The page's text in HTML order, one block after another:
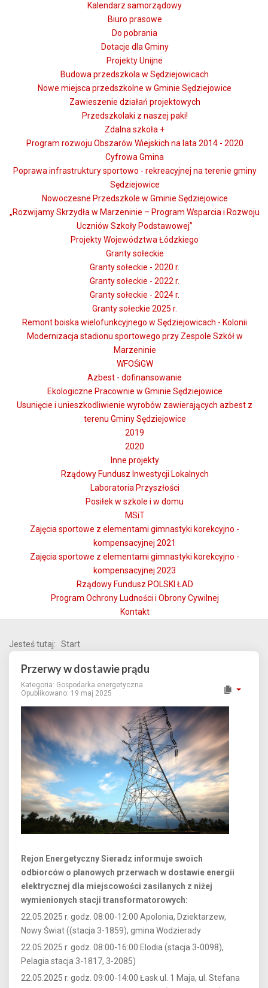
Kalendarz samorządowy
Biuro prasowe
Do pobrania
Dotacje dla Gminy
Projekty Unijne
Budowa przedszkola w Sędziejowicach
Nowe miejsca przedszkolne w Gminie Sędziejowice
Zawieszenie działań projektowych
Przedszkolaki z naszej paki!
Zdalna szkoła +
Program rozwoju Obszarów Wiejskich na lata 2014 - 2020
Cyfrowa Gmina
Poprawa infrastruktury sportowo - rekreacyjnej na terenie gminy
Sędziejowice
Nowoczesne Przedszkole w Gminie Sędziejowice
„Rozwijamy Skrzydła w Marzeninie – Program Wsparcia i Rozwoju
Uczniów Szkoły Podstawowej”
Projekty Województwa Łódzkiego
Granty sołeckie
Granty sołeckie - 2020 r.
Granty sołeckie - 2022 r.
Granty sołeckie - 2024 r.
Granty sołeckie 2025 r.
Remont boiska wielofunkcyjnego w Sędziejowicach - Kolonii
Modernizacja stadionu sportowego przy Zespole Szkół w
Marzeninie
WFOŚiGW
Azbest - dofinansowanie
Ekologiczne Pracownie w Gminie Sędziejowice
Usunięcie i unieszkodliwienie wyrobów zawierających azbest z
terenu Gminy Sędziejowice
2019
2020
Inne projekty
Rządowy Fundusz Inwestycji Lokalnych
Laboratoria Przyszłości
Posiłek w szkole i w domu
MSiT
Zajęcia sportowe z elementami gimnastyki korekcyjno -
kompensacyjnej 2021
Zajęcia sportowe z elementami gimnastyki korekcyjno -
kompensacyjnej 2023
Rządowy Fundusz POLSKI ŁAD
Program Ochrony Ludności i Obrony Cywilnej
Kontakt
Jesteś tutaj: Start
Przerwy w dostawie prądu
Kategoria: Gospodarka energetyczna
Opublikowano: 19 maj 2025
Rejon Energetyczny Sieradz informuje swoich
odbiorców o planowych przerwach w dostawie energii
elektrycznej dla miejscowości zasilanych z niżej
wymienionych stacji transformatorowych:
22.05.2025 r. godz. 08:00-12:00 Apolonia, Dziektarzew,
Nowy Świat ((stacja 3-1859), gmina Wodzierady
22.05.2025 r. godz. 08:00-16:00 Elodia (stacja 3-0098),
Pelagia stacja 3-1817, 3-2085)
22.05.2025 r. godz. 09:00-14:00 Łask ul. 1 Maja, ul. Stefana